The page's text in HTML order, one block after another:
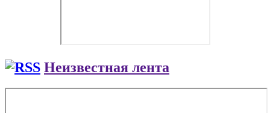
Неизвестная лента